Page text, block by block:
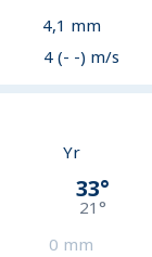
4,1 mm
4 (- -) m/s
Yr
33°
21°
0 mm